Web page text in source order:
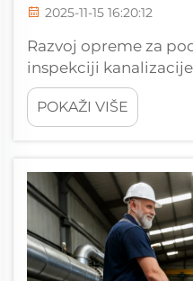
2025-11-15 16:20:12
Razvoj opreme za
inspekciji
do nevizualnih
kanalizacije. Prije
značila je slati ljude
izlagalo velikim
POKAŽI VIŠE